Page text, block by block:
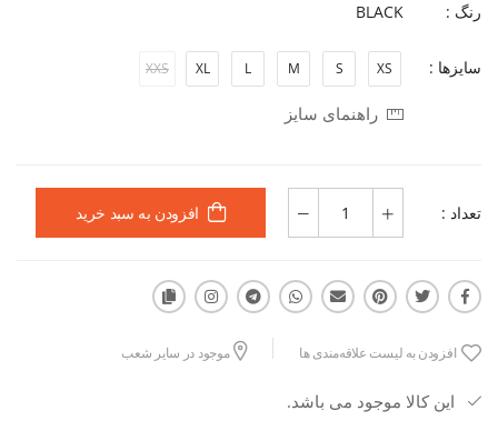
رنگ : BLACK
سایزها : XS
S
M
L
XL
XXS
راهنمای سایز
تعداد : افزودن به سبد خرید
افزودن به لیست علاقه‌مندی ها موجود در سایر شعب
این کالا موجود می باشد.